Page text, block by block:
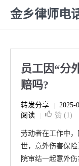
金乡律师电
员工因“分
赔吗?
转发分享 2025-
阅读
赞 (1)
劳动者在工作中
世，意外伤害保
院审结一起意外